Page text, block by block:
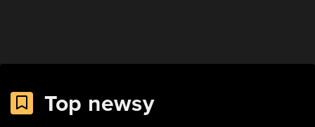
Top newsy